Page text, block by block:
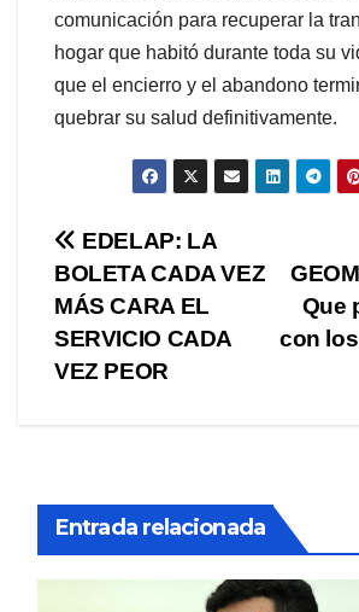
comunicación para recuperar la
hogar que habitó durante toda su
que el encierro y el abandono
quebrar su salud definitivamente.
Navegación
de
entradas
Que
con
EDELAP: LA
BOLETA CADA VEZ
MÁS CARA EL
SERVICIO CADA
VEZ PEOR
Entrada relacionada